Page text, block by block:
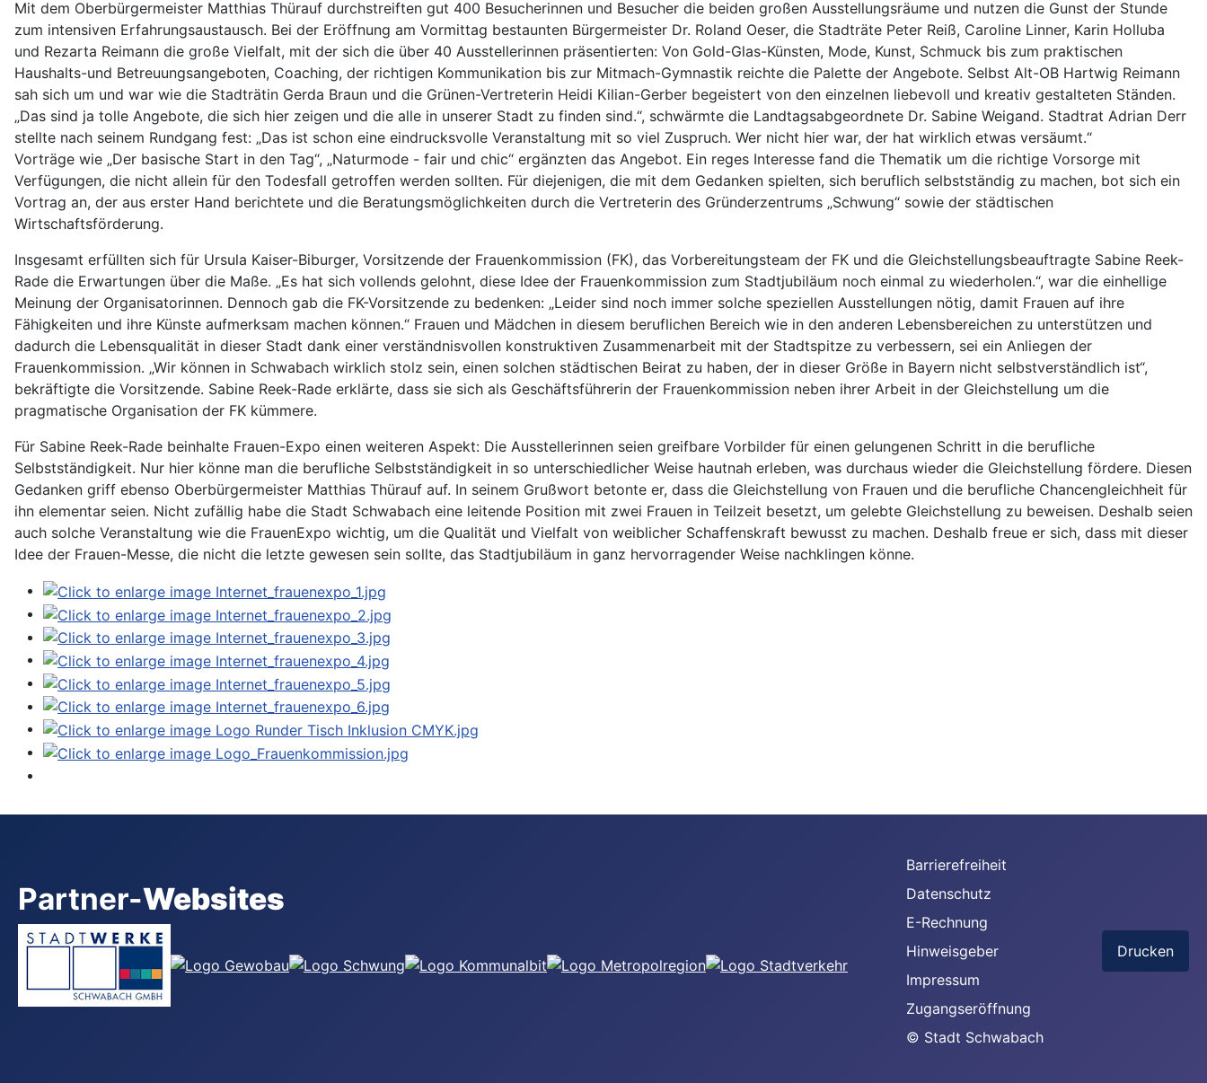
Mit dem Oberbürgermeister Matthias Thürauf durchstreiften gut 400 Besucherinnen und Besucher die beiden großen Ausstellungsräume und nutzen die Gunst der Stunde
zum intensiven Erfahrungsaustausch. Bei der Eröffnung am Vormittag bestaunten Bürgermeister Dr. Roland Oeser, die Stadträte Peter Reiß, Caroline Linner, Karin Holluba
und Rezarta Reimann die große Vielfalt, mit der sich die über 40 Ausstellerinnen präsentierten: Von Gold-Glas-Künsten, Mode, Kunst, Schmuck bis zum praktischen
Haushalts-und Betreuungsangeboten, Coaching, der richtigen Kommunikation bis zur Mitmach-Gymnastik reichte die Palette der Angebote. Selbst Alt-OB Hartwig Reimann
sah sich um und war wie die Stadträtin Gerda Braun und die Grünen-Vertreterin Heidi Kilian-Gerber begeistert von den einzelnen liebevoll und kreativ gestalteten Ständen.
„Das sind ja tolle Angebote, die sich hier zeigen und die alle in unserer Stadt zu finden sind.“, schwärmte die Landtagsabgeordnete Dr. Sabine Weigand. Stadtrat Adrian Derr
stellte nach seinem Rundgang fest: „Das ist schon eine eindrucksvolle Veranstaltung mit so viel Zuspruch. Wer nicht hier war, der hat wirklich etwas versäumt.“
Vorträge wie „Der basische Start in den Tag“, „Naturmode - fair und chic“ ergänzten das Angebot. Ein reges Interesse fand die Thematik um die richtige Vorsorge mit
Verfügungen, die nicht allein für den Todesfall getroffen werden sollten. Für diejenigen, die mit dem Gedanken spielten, sich beruflich selbstständig zu machen, bot sich ein
Vortrag an, der aus erster Hand berichtete und die Beratungsmöglichkeiten durch die Vertreterin des Gründerzentrums „Schwung“ sowie der städtischen
Wirtschaftsförderung.
Insgesamt erfüllten sich für Ursula Kaiser-Biburger, Vorsitzende der Frauenkommission (FK), das Vorbereitungsteam der FK und die Gleichstellungsbeauftragte Sabine Reek-
Rade die Erwartungen über die Maße. „Es hat sich vollends gelohnt, diese Idee der Frauenkommission zum Stadtjubiläum noch einmal zu wiederholen.“, war die einhellige
Meinung der Organisatorinnen. Dennoch gab die FK-Vorsitzende zu bedenken: „Leider sind noch immer solche speziellen Ausstellungen nötig, damit Frauen auf ihre
Fähigkeiten und ihre Künste aufmerksam machen können.“ Frauen und Mädchen in diesem beruflichen Bereich wie in den anderen Lebensbereichen zu unterstützen und
dadurch die Lebensqualität in dieser Stadt dank einer verständnisvollen konstruktiven Zusammenarbeit mit der Stadtspitze zu verbessern, sei ein Anliegen der
Frauenkommission. „Wir können in Schwabach wirklich stolz sein, einen solchen städtischen Beirat zu haben, der in dieser Größe in Bayern nicht selbstverständlich ist“,
bekräftigte die Vorsitzende. Sabine Reek-Rade erklärte, dass sie sich als Geschäftsführerin der Frauenkommission neben ihrer Arbeit in der Gleichstellung um die
pragmatische Organisation der FK kümmere.
Für Sabine Reek-Rade beinhalte Frauen-Expo einen weiteren Aspekt: Die Ausstellerinnen seien greifbare Vorbilder für einen gelungenen Schritt in die berufliche
Selbstständigkeit. Nur hier könne man die berufliche Selbstständigkeit in so unterschiedlicher Weise hautnah erleben, was durchaus wieder die Gleichstellung fördere. Diesen
Gedanken griff ebenso Oberbürgermeister Matthias Thürauf auf. In seinem Grußwort betonte er, dass die Gleichstellung von Frauen und die berufliche Chancengleichheit für
ihn elementar seien. Nicht zufällig habe die Stadt Schwabach eine leitende Position mit zwei Frauen in Teilzeit besetzt, um gelebte Gleichstellung zu beweisen. Deshalb seien
auch solche Veranstaltung wie die FrauenExpo wichtig, um die Qualität und Vielfalt von weiblicher Schaffenskraft bewusst zu machen. Deshalb freue er sich, dass mit dieser
Idee der Frauen-Messe, die nicht die letzte gewesen sein sollte, das Stadtjubiläum in ganz hervorragender Weise nachklingen könne.
Partner-Websites
Barrierefreiheit
Datenschutz
E-Rechnung
Hinweisgeber
Impressum
Zugangseröffnung
© Stadt Schwabach
Drucken